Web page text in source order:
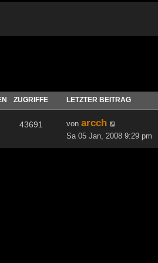
ZUGRIFFE LETZTER BEITRAG
43691 von arcch
Sa 05 Jan, 2008 9:29 pm